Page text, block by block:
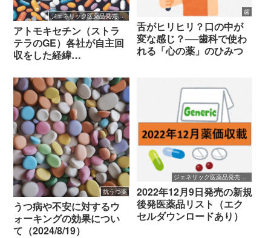
ジェネリック医薬品発売開始
アトモキセチン（ストラ
テラのGE）各社が自主回
収をした経緯
歯
舌がヒリヒリ？口の中が
変な感じ？──歯科で使わ
れる「心の薬」のひみつ
抗うつ薬
うつ病や不安に対するウ
ォーキングの効果につい
て（2024/8/19）
ジェネリック医薬品発売開始
2022年12月9日発売の新規
後発医薬品リスト（エク
セルダウンロードあり）